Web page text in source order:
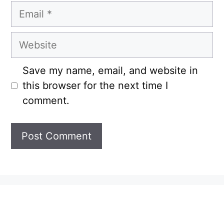
Email
Website
Save my name, email, and website in
this browser for the next time I
comment.